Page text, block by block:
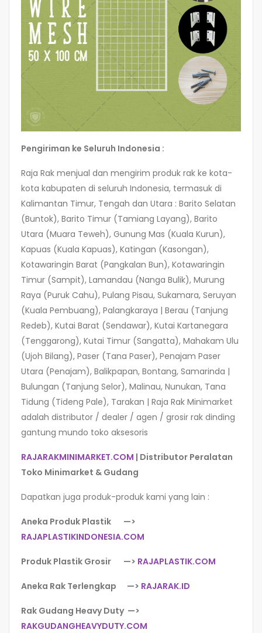
Pengiriman ke Seluruh Indonesia :
Raja Rak menjual dan mengirim produk rak ke kota-
kota kabupaten di seluruh Indonesia, termasuk di
Kalimantan Timur, Tengah dan Utara : Barito Selatan
(Buntok), Barito Timur (Tamiang Layang), Barito
Utara (Muara Teweh), Gunung Mas (Kuala Kurun),
Kapuas (Kuala Kapuas), Katingan (Kasongan),
Kotawaringin Barat (Pangkalan Bun), Kotawaringin
Timur (Sampit), Lamandau (Nanga Bulik), Murung
Raya (Puruk Cahu), Pulang Pisau, Sukamara, Seruyan
(Kuala Pembuang), Palangkaraya | Berau (Tanjung
Redeb), Kutai Barat (Sendawar), Kutai Kartanegara
(Tenggarong), Kutai Timur (Sangatta), Mahakam Ulu
(Ujoh Bilang), Paser (Tana Paser), Penajam Paser
Utara (Penajam), Balikpapan, Bontang, Samarinda |
Bulungan (Tanjung Selor), Malinau, Nunukan, Tana
Tidung (Tideng Pale), Tarakan | Raja Rak Minimarket
adalah distributor / dealer / agen / grosir rak dinding
gantung mundo toko aksesoris
RAJARAKMINIMARKET.COM | Distributor Peralatan
Toko Minimarket & Gudang
Dapatkan juga produk-produk kami yang lain :
Aneka Produk Plastik —>
RAJAPLASTIKINDONESIA.COM
Produk Plastik Grosir —> RAJAPLASTIK.COM
Aneka Rak Terlengkap —> RAJARAK.ID
Rak Gudang Heavy Duty —>
RAKGUDANGHEAVYDUTY.COM